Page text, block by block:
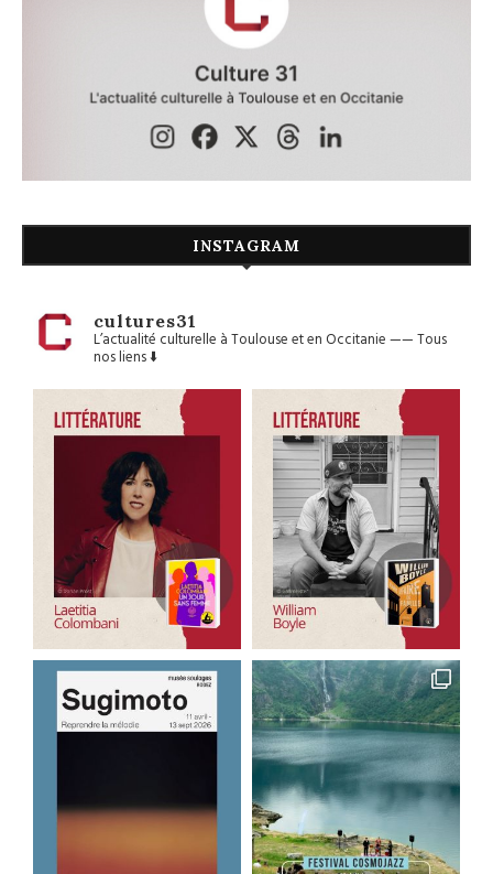
INSTAGRAM
cultures31
L’actualité culturelle à Toulouse et en Occitanie——Tous
nos liens ⬇️